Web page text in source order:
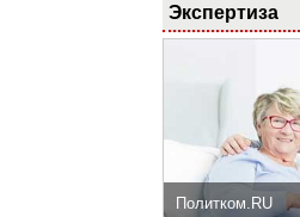
Экспертиза
Политком.RU